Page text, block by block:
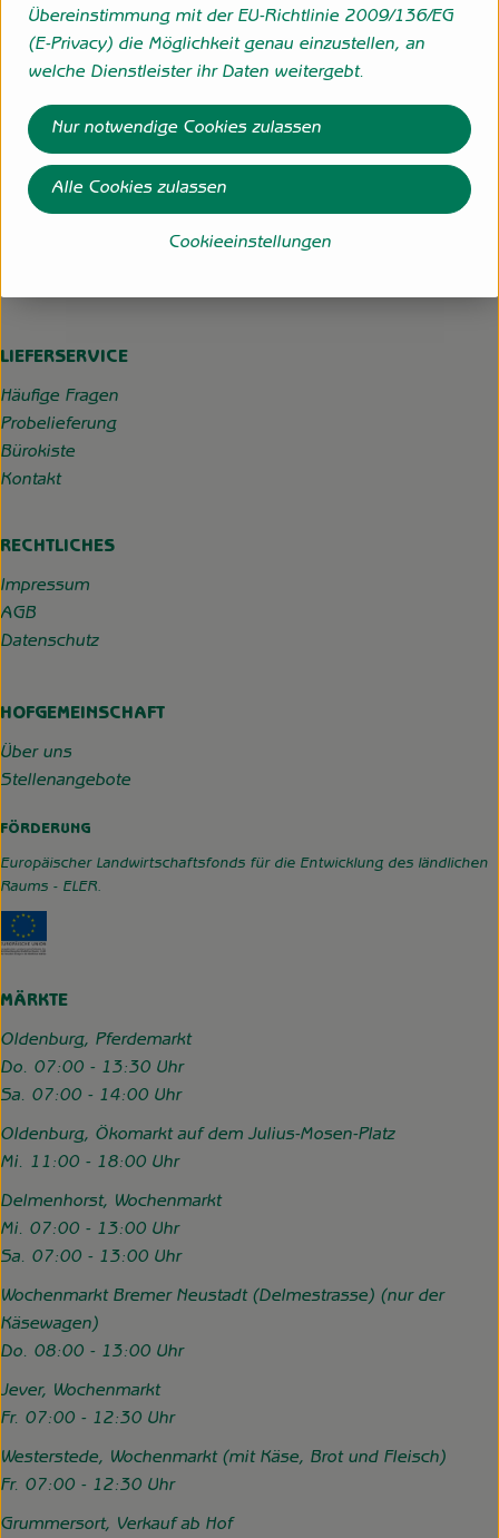
Folge uns
Externer Link zu https://www.instagram.com/
Externer Link zu https://wp.solawi-
Hofgemeinschaft Grummersort
Hauptmoorweg 3
27798 Hude
info@hofgemeinschaft-grummersort.de
LIEFERSERVICE
Häufige Fragen
Probelieferung
Bürokiste
Kontakt
RECHTLICHES
Impressum
AGB
Datenschutz
HOFGEMEINSCHAFT
Über uns
Stellenangebote
FÖRDERUNG
Europäischer Landwirtschaftsfonds für die Entwicklung des ländlichen
Raums - ELER.
MÄRKTE
Oldenburg, Pferdemarkt
Do. 07:00 - 13:30 Uhr
Sa. 07:00 - 14:00 Uhr
Oldenburg, Ökomarkt auf dem Julius-Mosen-Platz
Mi. 11:00 - 18:00 Uhr
Delmenhorst, Wochenmarkt
Mi. 07:00 - 13:00 Uhr
Sa. 07:00 - 13:00 Uhr
Wochenmarkt Bremer Neustadt (Delmestrasse) (nur der
Käsewagen)
Do. 08:00 - 13:00 Uhr
Jever, Wochenmarkt
Fr. 07:00 - 12:30 Uhr
Westerstede, Wochenmarkt (mit Käse, Brot und Fleisch)
Fr. 07:00 - 12:30 Uhr
Grummersort, Verkauf ab Hof
Übereinstimmung mit der EU-Richtlinie 2009/136/EG
(E-Privacy) die Möglichkeit genau einzustellen, an
welche Dienstleister ihr Daten weitergebt.
Cookieeinstellungen
Nur notwendige Cookies zulassen
Alle Cookies zulassen